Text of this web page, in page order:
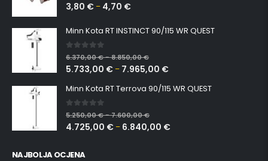
0 out of 5
3,80 € – 4,70 €
Minn Kota RT INSTINCT 90/115 WR QUEST
0 out of 5
6.370,00€–8.850,00€
5.733,00 € – 7.965,00 €
Minn Kota RT Terrova 90/115 WR QUEST
0 out of 5
5.250,00€–7.600,00€
4.725,00 € – 6.840,00 €
NAJBOLJA OCJENA